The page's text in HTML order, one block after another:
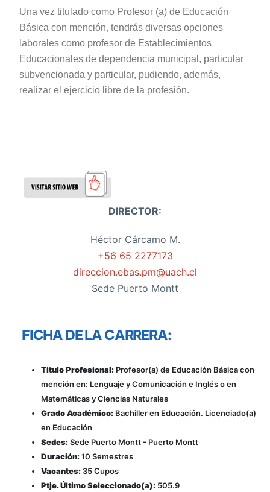
Una vez titulado como Profesor (a) de Educación
Básica con mención, tendrás diversas opciones
laborales como profesor de Establecimientos
Educacionales de dependencia municipal, particular
subvencionada y particular, pudiendo, además,
realizar el ejercicio libre de la profesión.
DIRECTOR:
Héctor Cárcamo M.
+56 65 2277173
direccion.ebas.pm@uach.cl
Sede Puerto Montt
FICHA DE LA CARRERA:
Titulo Profesional: Profesor(a) de Educación Básica con
mención en: Lenguaje y Comunicación e Inglés o en
Matemáticas y Ciencias Naturales
Grado Académico: Bachiller en Educación. Licenciado(a)
en Educación
Sedes:Sede Puerto Montt - Puerto Montt
Duración:10 Semestres
Vacantes: 35 Cupos
Ptje. Último Seleccionado(a): 505.9